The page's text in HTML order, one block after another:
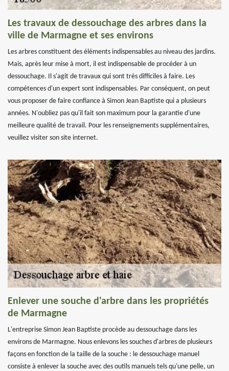
Les travaux de dessouchage des arbres dans la
ville de Marmagne et ses environs
Les arbres constituent des éléments indispensables au niveau des jardins.
Mais, après leur mise à mort, il est indispensable de procéder à un
dessouchage. Il s'agit de travaux qui sont très difficiles à faire. Les
compétences d'un expert sont indispensables. Par conséquent, on peut
vous proposer de faire confiance à Simon Jean Baptiste qui a plusieurs
années. N'oubliez pas qu'il fait son maximum pour la garantie d'une
meilleure qualité de travail. Pour les renseignements supplémentaires,
veuillez visiter son site internet.
Enlever une souche d'arbre dans les propriétés
de Marmagne
L'entreprise Simon Jean Baptiste procède au dessouchage dans les
environs de Marmagne. Nous enlevons les souches d'arbres de plusieurs
façons en fonction de la taille de la souche : le dessouchage manuel
consiste à enlever la souche avec des outils manuels tels qu'une pelle, un